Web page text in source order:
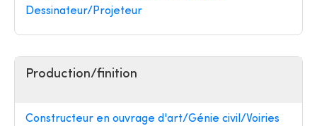
Dessinateur/Projeteur
Production/finition
Constructeur en ouvrage d'art/Génie civil/Voiries